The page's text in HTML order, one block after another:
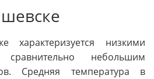
низкими
небольшим
Средняя температура в